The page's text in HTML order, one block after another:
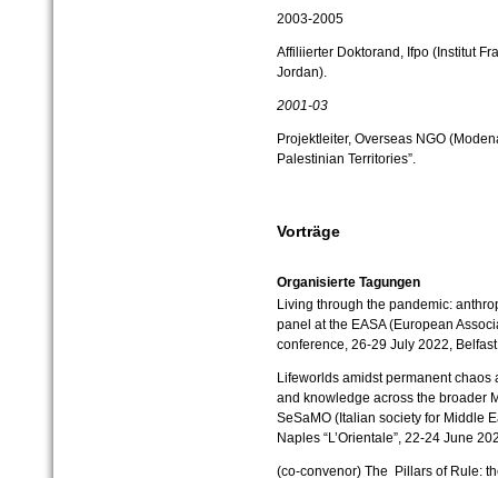
2003-2005
Affiliierter Doktorand, Ifpo (Institut
Jordan).
2001-03
Projektleiter, Overseas NGO
Palestinian Territories”.
Vorträge
Organisierte Tagungen
Living through the pandemic:
panel at the EASA (European
conference, 26-29 July 2022,
Lifeworlds amidst permanent
and knowledge across the broader
SeSaMO (Italian society for Middle
Naples “L’Orientale”, 22-24 June
(co-convenor) The Pillars of Rule: